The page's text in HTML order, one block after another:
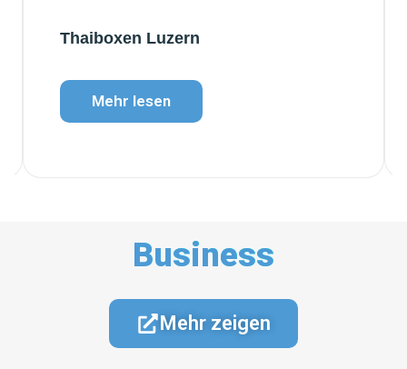
Thaiboxen Luzern
Mehr lesen
Business
Mehr zeigen